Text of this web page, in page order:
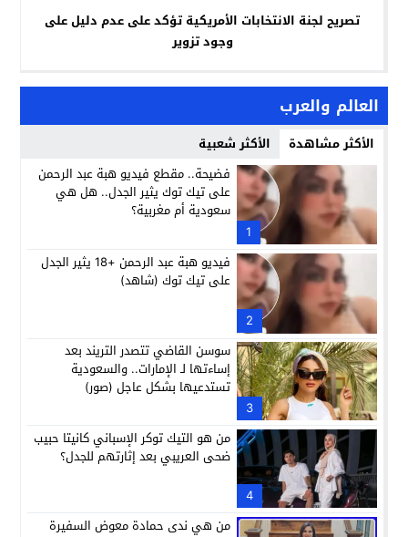
تصريح لجنة الانتخابات الأمريكية تؤكد على عدم دليل على
وجود تزوير
العالم والعرب
الأكثر مشاهدة الأكثر شعبية
1
فضيحة.. مقطع فيديو هبة عبد الرحمن
على تيك توك يثير الجدل.. هل هي
سعودية أم مغربية؟
2
فيديو هبة عبد الرحمن +18 يثير الجدل
على تيك توك (شاهد)
3
سوسن القاضي تتصدر التريند بعد
إساءتها لـ الإمارات.. والسعودية
تستدعيها بشكل عاجل (صور)
4
من هو التيك توكر الإسباني كانيتا حبيب
ضحى العريبي بعد إثارتهم للجدل؟
من هي ندى حمادة معوض السفيرة